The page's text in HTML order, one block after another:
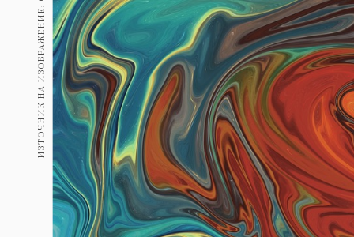
382
Wellness 1816
ПОСЛЕДВАЙТЕ
НИ